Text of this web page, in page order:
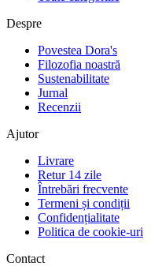
Despre
Povestea Dora's
Filozofia noastră
Sustenabilitate
Jurnal
Recenzii
Ajutor
Livrare
Retur 14 zile
Întrebări frecvente
Termeni și condiții
Confidențialitate
Politica de cookie-uri
Contact